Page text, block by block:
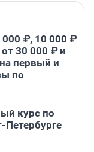
₽, 10 000 ₽
30 000 ₽ и
первый и
по
курс по
Петербурге